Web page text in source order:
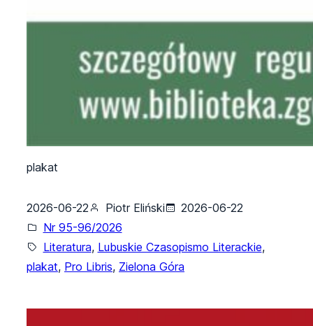
plakat
2026-06-22 Piotr Eliński
2026-06-22
Nr 95-96/2026
Literatura, Lubuskie Czasopismo Literackie,
plakat, Pro Libris, Zielona Góra